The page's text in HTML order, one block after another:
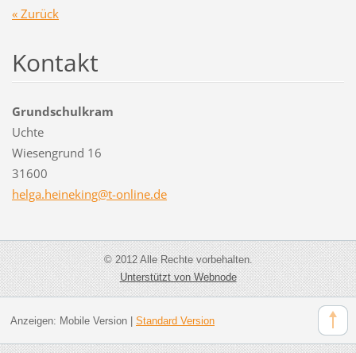
« Zurück
Kontakt
Grundschulkram
Uchte
Wiesengrund 16
31600
helga.heineking@t-online.de
© 2012 Alle Rechte vorbehalten.
Unterstützt von Webnode
Anzeigen: Mobile Version| Standard Version